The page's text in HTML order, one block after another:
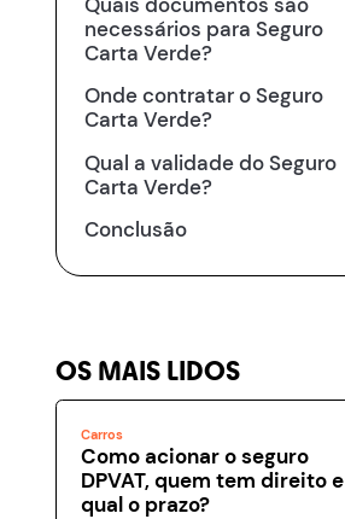
necessários para Seguro
Carta Verde?
Onde contratar o Seguro
Carta Verde?
Qual a validade do Seguro
Carta Verde?
Conclusão
OS MAIS LIDOS
Carros
Como acionar o seguro
DPVAT, quem tem direito e
qual o prazo?